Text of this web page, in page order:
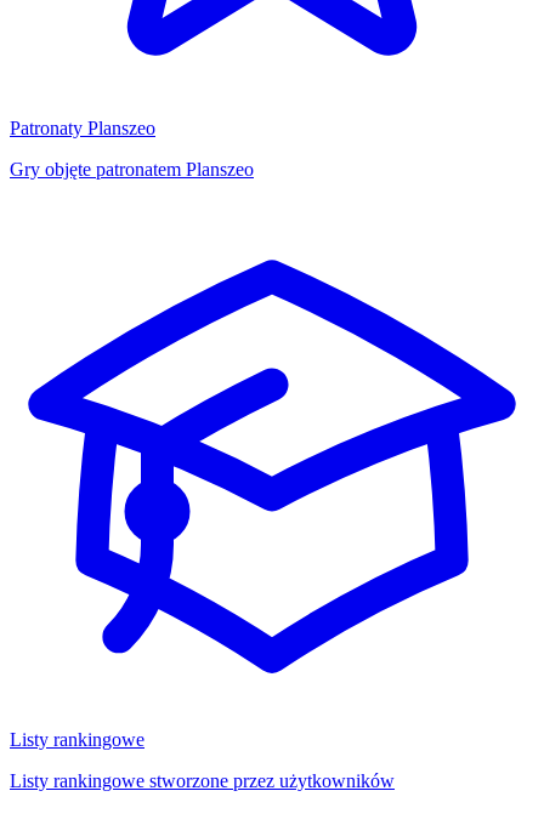
Patronaty Planszeo
Gry objęte patronatem Planszeo
Listy rankingowe
Listy rankingowe stworzone przez użytkowników